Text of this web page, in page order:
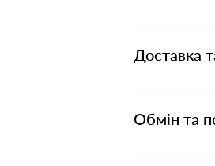
Доставка
Обмін та